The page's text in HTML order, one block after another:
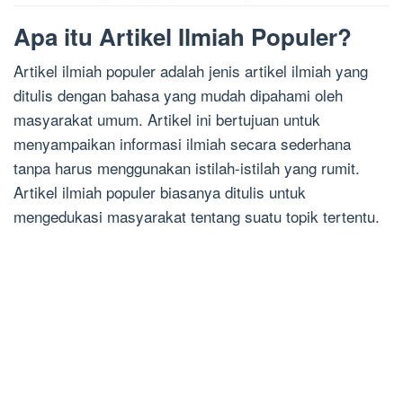
Apa itu Artikel Ilmiah Populer?
Artikel ilmiah populer adalah jenis artikel ilmiah yang
ditulis dengan bahasa yang mudah dipahami oleh
masyarakat umum. Artikel ini bertujuan untuk
menyampaikan informasi ilmiah secara sederhana
tanpa harus menggunakan istilah-istilah yang rumit.
Artikel ilmiah populer biasanya ditulis untuk
mengedukasi masyarakat tentang suatu topik tertentu.